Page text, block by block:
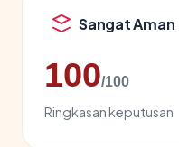
Sangat Aman
100/100
Ringkasan keputusan